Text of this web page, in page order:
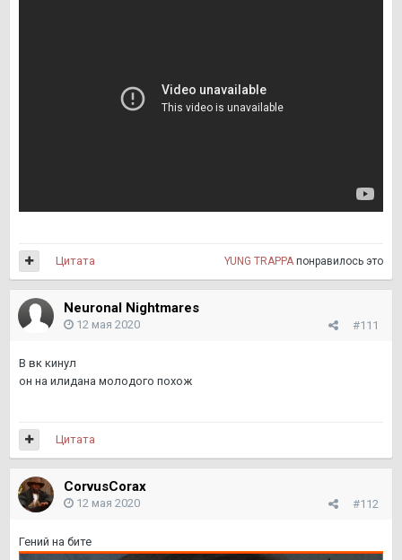
YUNG TRAPPA понравилось это
Цитата
Neuronal Nightmares
#111
12 мая 2020
В вк кинул
он на илидана молодого похож
Цитата
CorvusCorax
#112
12 мая 2020
Гений на бите